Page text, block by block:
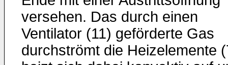
ver­sehen. Das durch einen
Ventilator (11) geförderte Gas
durch­strömt die Heizelemente